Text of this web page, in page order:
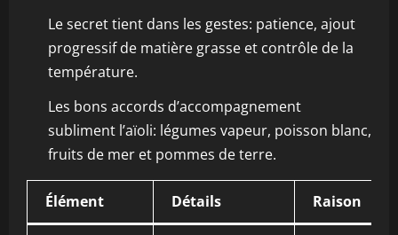
Le secret tient dans les gestes: patience, ajout
progressif de matière grasse et contrôle de la
température.
Les bons accords d’accompagnement
subliment l’aïoli: légumes vapeur, poisson blanc,
fruits de mer et pommes de terre.
Élément Détails Raison